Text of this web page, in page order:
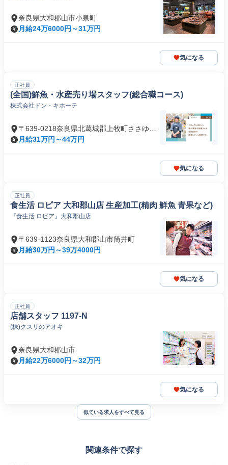
奈良県大和郡山市小泉町
月給24万6000円～31万円
気になる
正社員
(全国)鮮魚・水産売り場スタッフ(総合職コース)
株式会社ドン・キホーテ
〒639-0218奈良県北葛城郡上牧町ささゆり
台
月給31万円～44万円
気になる
正社員
食生活 ロピア 大和郡山店 生産加工(精肉 鮮魚 青果など)
『食生活 ロピア』大和郡山店
〒639-1123奈良県大和郡山市筒井町
月給30万円～39万4000円
気になる
正社員
店舗スタッフ 1197-N
(株)クスリのアオキ
奈良県大和郡山市
月給22万6000円～32万円
気になる
似ている求人をすべて見る
関連条件で探す